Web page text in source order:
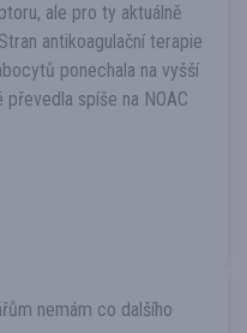
ale pro ty aktuálně
antikoagulační terapie
ponechala na vyšší
spíše na NOAC
nemám co dalšího